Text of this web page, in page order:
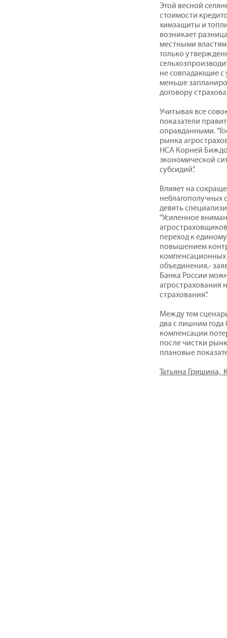
Этой весной
стоимости
химзащиты и
возникает
местными
только
не совпадающие с
меньше
договору
Учитывая все
показатели
оправданными.
рынка
НСА Корней
экономической
субсидий".
Влияет на
неблагополучных
девять
"Усиленное
переход к
повышением
компенсационных
объединения,-
Банка России
агрострахования
страхования".
Между тем
два с лишним
компенсации
после чистки
плановые
Татьяна Гришина,